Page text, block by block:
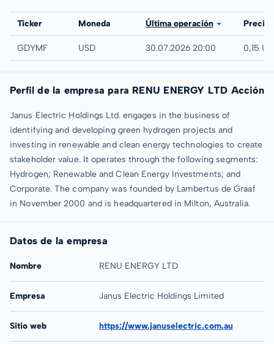
Bolsa
Ticker Moneda Última operación Precio
UTC
GDYMF USD 30.07.2026 20:00 0,15
Perfil de la empresa para RENU ENERGY LTD Acción
Janus Electric Holdings Ltd. engages in the business of
identifying and developing green hydrogen projects and
investing in renewable and clean energy technologies to create
stakeholder value. It operates through the following segments:
Hydrogen; Renewable and Clean Energy Investments; and
Corporate. The company was founded by Lambertus de Graaf
in November 2000 and is headquartered in Milton, Australia.
Datos de la empresa
Nombre RENU ENERGY LTD
Empresa Janus Electric Holdings Limited
Sitio web https://www.januselectric.com.au